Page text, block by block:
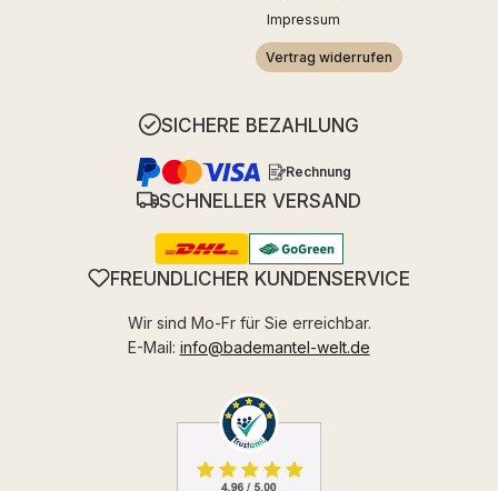
Impressum
Vertrag widerrufen
SICHERE BEZAHLUNG
Rechnung
SCHNELLER VERSAND
FREUNDLICHER KUNDENSERVICE
Wir sind Mo-Fr für Sie erreichbar.
E-Mail: info@bademantel-welt.de